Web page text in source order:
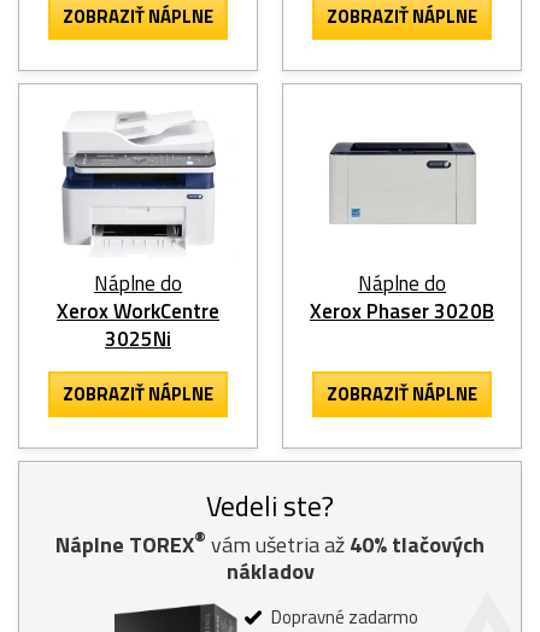
ZOBRAZIŤ NÁPLNE ZOBRAZIŤ NÁPLNE
Náplne do
Xerox WorkCentre
3025Ni
ZOBRAZIŤ NÁPLNE
Náplne do
Xerox Phaser 3020B
ZOBRAZIŤ NÁPLNE
Vedeli ste?
Náplne TOREX® vám ušetria až40% tlačových
nákladov
Dopravné zadarmo